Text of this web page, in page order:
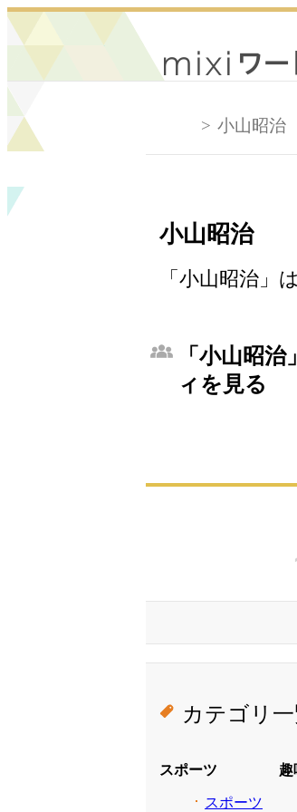
小山昭治
小山昭治
「小山昭治」
「小山昭
ィを見る
カテゴリ
スポーツ
スポーツ
趣